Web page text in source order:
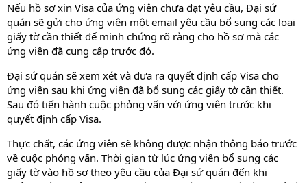
Nếu hồ sơ xin Visa của ứng viên chưa đạt yêu cầu, Đại sứ
quán sẽ gửi cho ứng viên một email yêu cầu bổ sung các loại
giấy tờ cần thiết để minh chứng rõ ràng cho hồ sơ mà các
ứng viên đã cung cấp trước đó.
Đại sứ quán sẽ xem xét và đưa ra quyết định cấp Visa cho
ứng viên sau khi ứng viên đã bổ sung các giấy tờ cần thiết.
Sau đó tiến hành cuộc phỏng vấn với ứng viên trước khi
quyết định cấp Visa.
Thực chất, các ứng viên sẽ không được nhận thông báo trước
về cuộc phỏng vấn. Thời gian từ lúc ứng viên bổ sung các
giấy tờ vào hồ sơ theo yêu cầu của Đại sứ quán đến khi